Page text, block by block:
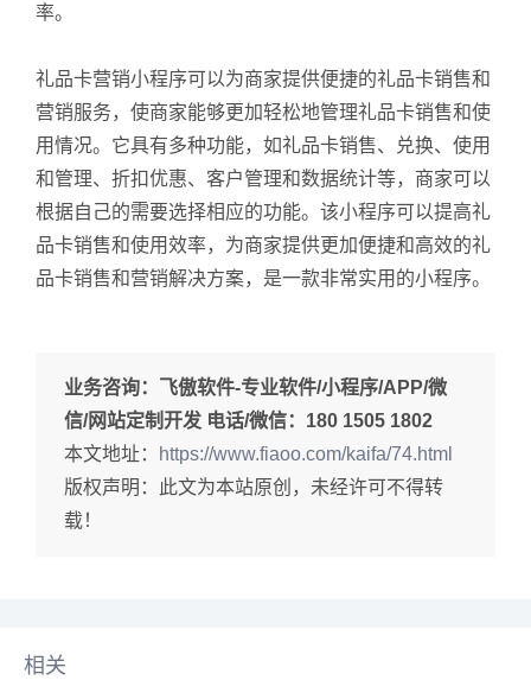
率。
礼品卡营销小程序可以为商家提供便捷的礼品卡销售和
营销服务，使商家能够更加轻松地管理礼品卡销售和使
用情况。它具有多种功能，如礼品卡销售、兑换、使用
和管理、折扣优惠、客户管理和数据统计等，商家可以
根据自己的需要选择相应的功能。该小程序可以提高礼
品卡销售和使用效率，为商家提供更加便捷和高效的礼
品卡销售和营销解决方案，是一款非常实用的小程序。
业务咨询： 飞傲软件-专业软件/小程序/APP/微
信/网站定制开发 电话/微信：180 1505 1802
本文地址：
https://www.fiaoo.com/kaifa/74.html
版权声明：此文为本站原创，未经许可不得转
载！
相关